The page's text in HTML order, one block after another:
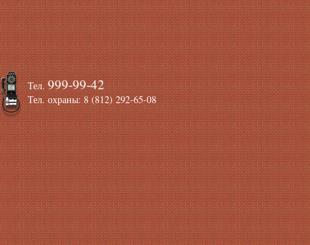
Тел.999-99-42
Тел. охраны: 8 (812) 292-65-08